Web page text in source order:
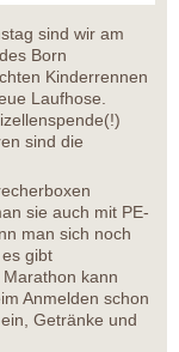
sind wir am
Born
Kinderrennen
Laufhose.
sind die
sie auch mit PE-
man sich noch
gibt
kann
Anmelden schon
Getränke und